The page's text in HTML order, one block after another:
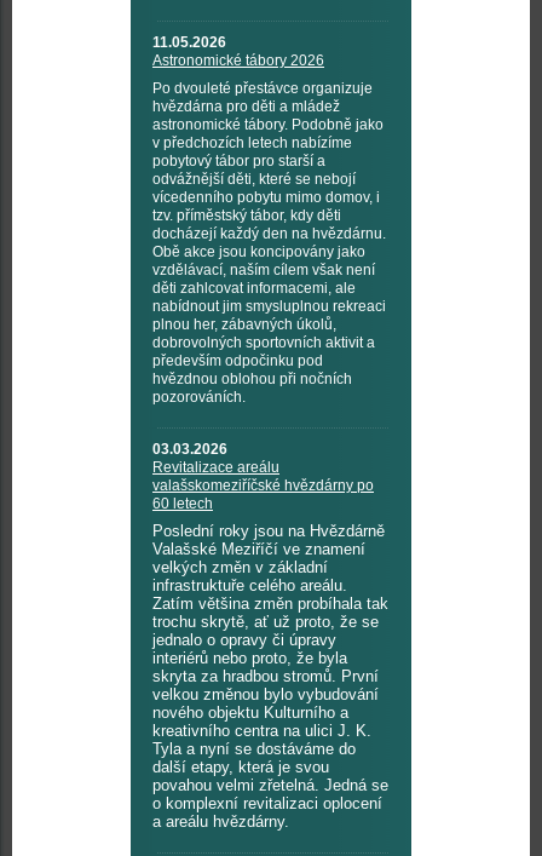
11.05.2026
Astronomické tábory 2026
Po dvouleté přestávce organizuje
hvězdárna pro děti a mládež
astronomické tábory. Podobně jako
v předchozích letech nabízíme
pobytový tábor pro starší a
odvážnější děti, které se nebojí
vícedenního pobytu mimo domov, i
tzv. příměstský tábor, kdy děti
docházejí každý den na hvězdárnu.
Obě akce jsou koncipovány jako
vzdělávací, naším cílem však není
děti zahlcovat informacemi, ale
nabídnout jim smysluplnou rekreaci
plnou her, zábavných úkolů,
dobrovolných sportovních aktivit a
především odpočinku pod
hvězdnou oblohou při nočních
pozorováních.
03.03.2026
Revitalizace areálu
valašskomeziříčské hvězdárny po
60 letech
Poslední roky jsou na Hvězdárně
Valašské Meziříčí ve znamení
velkých změn v základní
infrastruktuře celého areálu.
Zatím většina změn probíhala tak
trochu skrytě, ať už proto, že se
jednalo o opravy či úpravy
interiérů nebo proto, že byla
skryta za hradbou stromů. První
velkou změnou bylo vybudování
nového objektu Kulturního a
kreativního centra na ulici J. K.
Tyla a nyní se dostáváme do
další etapy, která je svou
povahou velmi zřetelná. Jedná se
o komplexní revitalizaci oplocení
a areálu hvězdárny.